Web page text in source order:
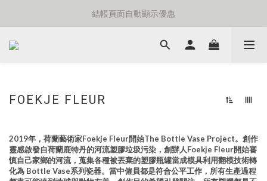
⚡️額外8折消費滿千免運費⚡️
結帳頁面自動顯示優惠
⚡️額外8折消費滿千免運費⚡️
FOEKJE FLEUR
2019年， 荷蘭藝術家Foekje Fleur開始The Bottle Vase Project。 創作
靈感啟發自荷蘭鹿特丹的河流塑膠垃圾污染， 創辦人Foekje Fleur開始審
慎自己家鄉的河流， 蒐集各種被丟棄的塑膠瓶罐當成模具利用翻模技術轉
化為 Bottle Vase系列瓷器。 當中僱員都是符合公平工作， 所有生產過程